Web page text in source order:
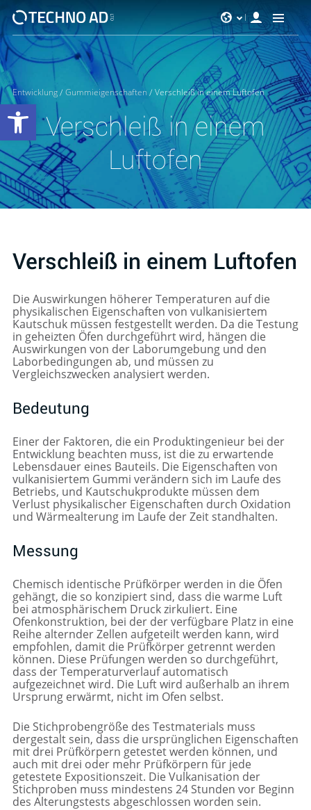
Entwicklung /Gummieigenschaften /Verschleiß in einem Luftofen
Verschleiß in einem
Luftofen
Verschleiß in einem Luftofen
Die Auswirkungen höherer Temperaturen auf die
physikalischen Eigenschaften von vulkanisiertem
Kautschuk müssen festgestellt werden. Da die Testung
in geheizten Öfen durchgeführt wird, hängen die
Auswirkungen von der Laborumgebung und den
Laborbedingungen ab, und müssen zu
Vergleichszwecken analysiert werden.
Bedeutung
Einer der Faktoren, die ein Produktingenieur bei der
Entwicklung beachten muss, ist die zu erwartende
Lebensdauer eines Bauteils. Die Eigenschaften von
vulkanisiertem Gummi verändern sich im Laufe des
Betriebs, und Kautschukprodukte müssen dem
Verlust physikalischer Eigenschaften durch Oxidation
und Wärmealterung im Laufe der Zeit standhalten.
Messung
Chemisch identische Prüfkörper werden in die Öfen
gehängt, die so konzipiert sind, dass die warme Luft
bei atmosphärischem Druck zirkuliert. Eine
Ofenkonstruktion, bei der der verfügbare Platz in eine
Reihe alternder Zellen aufgeteilt werden kann, wird
empfohlen, damit die Prüfkörper getrennt werden
können. Diese Prüfungen werden so durchgeführt,
dass der Temperaturverlauf automatisch
aufgezeichnet wird. Die Luft wird außerhalb an ihrem
Ursprung erwärmt, nicht im Ofen selbst.
Die Stichprobengröße des Testmaterials muss
dergestalt sein, dass die ursprünglichen Eigenschaften
mit drei Prüfkörpern getestet werden können, und
auch mit drei oder mehr Prüfkörpern für jede
getestete Expositionszeit. Die Vulkanisation der
Stichproben muss mindestens 24 Stunden vor Beginn
des Alterungstests abgeschlossen worden sein.
Werkzeugleiste öffnen